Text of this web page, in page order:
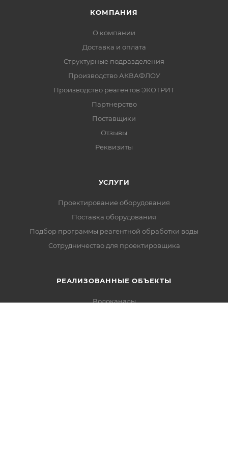
КОМПАНИЯ
О компании
Доставка и оплата
Структурные подразделения
Производство АКВАФЛОУ
Производство реагентов ЭКОТРИТ
Партнерство
Поставщики
Отзывы
Реквизиты
УСЛУГИ
Проектирование оборудования
Поставка оборудования
Подбор программы реагентной обработки воды
Сотрудничество для проектировщика
РЕАЛИЗОВАННЫЕ ОБЪЕКТЫ
Водоканалы